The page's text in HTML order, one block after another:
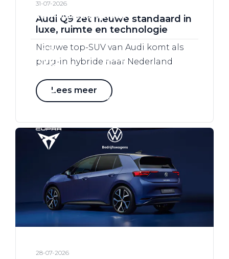
Werkplaatsafspraak
31-07-2026
Audi Q9 zet nieuwe standaard in
luxe, ruimte en technologie
Nieuwe top-SUV van Audi komt als
plug-in hybride naar Nederland
Lees meer
28-07-2026